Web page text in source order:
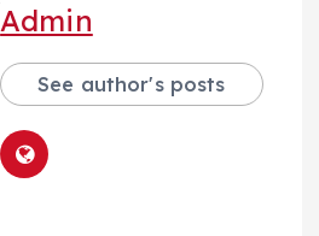
Admin
See author's posts